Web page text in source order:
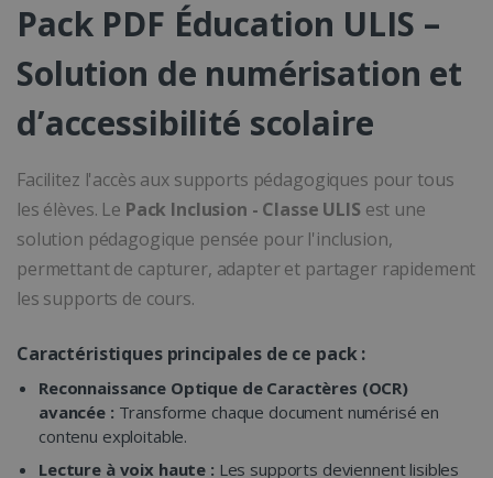
Pack PDF Éducation ULIS –
Solution de numérisation et
d’accessibilité scolaire
Facilitez l'accès aux supports pédagogiques pour tous
les élèves. Le Pack Inclusion - Classe ULIS est une
solution pédagogique pensée pour l'inclusion,
permettant de capturer, adapter et partager rapidement
les supports de cours.
Caractéristiques principales de ce pack :
Reconnaissance Optique de Caractères (OCR)
avancée : Transforme chaque document numérisé en
contenu exploitable.
Lecture à voix haute : Les supports deviennent lisibles